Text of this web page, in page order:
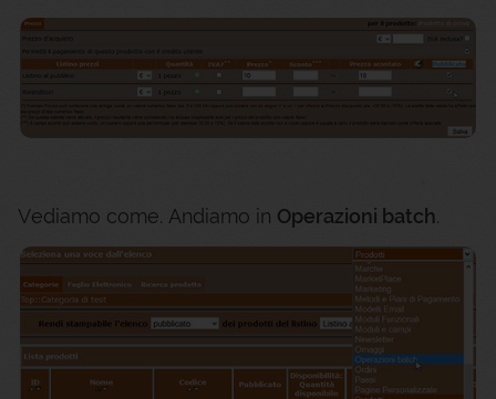
Vediamo come. Andiamo in Operazioni batch.